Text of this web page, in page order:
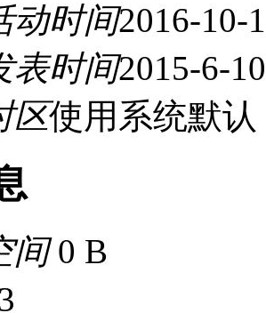
动时间2016-10-
表时间2015-6-
区使用系统默认
间0 B